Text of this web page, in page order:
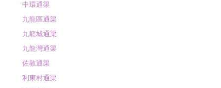
中環通渠
九龍區通渠
九龍城通渠
九龍灣通渠
佐敦通渠
利東村通渠